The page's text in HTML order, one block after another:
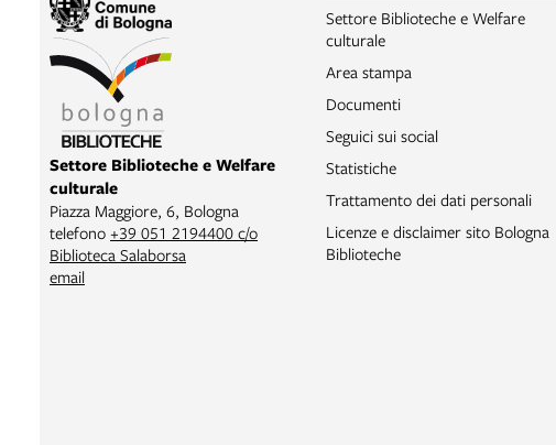
Settore Biblioteche e Welfare
culturale
Piazza Maggiore, 6, Bologna
telefono +39 051 2194400 c/o
Biblioteca Salaborsa
email
Settore Biblioteche e Welfare
culturale
Area stampa
Documenti
Seguici sui social
Statistiche
Trattamento dei dati personali
Licenze e disclaimer sito Bologna
Biblioteche